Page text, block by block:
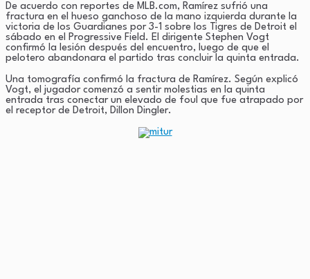
De acuerdo con reportes de MLB.com, Ramírez sufrió una
fractura en el hueso ganchoso de la mano izquierda durante la
victoria de los Guardianes por 3-1 sobre los Tigres de Detroit el
sábado en el Progressive Field. El dirigente Stephen Vogt
confirmó la lesión después del encuentro, luego de que el
pelotero abandonara el partido tras concluir la quinta entrada.
Una tomografía confirmó la fractura de Ramírez. Según explicó
Vogt, el jugador comenzó a sentir molestias en la quinta
entrada tras conectar un elevado de foul que fue atrapado por
el receptor de Detroit, Dillon Dingler.